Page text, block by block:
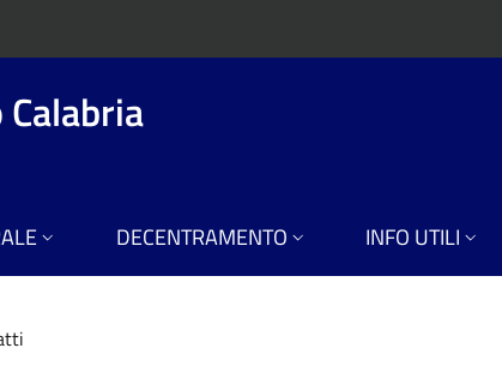
DECENTRAMENTO INFO UTILI